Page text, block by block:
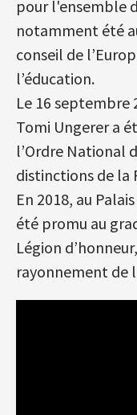
pour l'ensemble
notamment été
conseil de
l’éducation.
Le 16 septembre
Tomi Ungerer a
l’Ordre National
distinctions de la
En 2018, au
été promu au
Légion
rayonnement de